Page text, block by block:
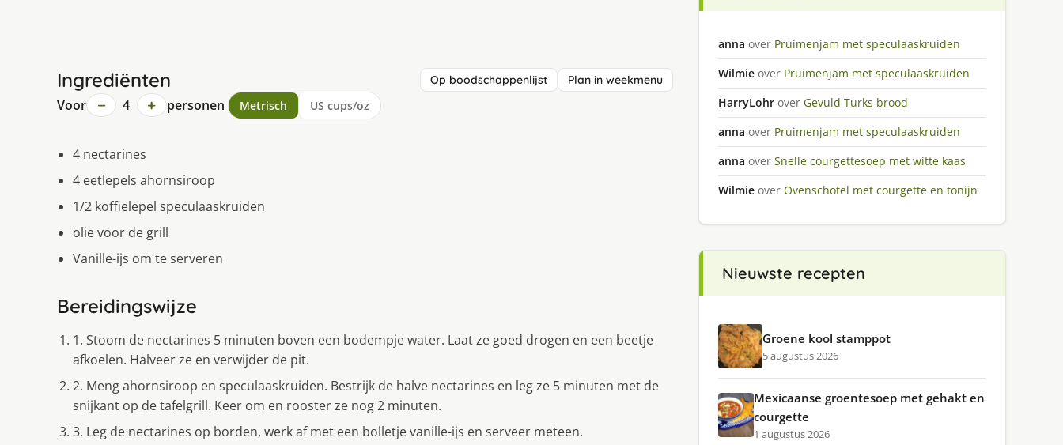
Ingrediënten Op boodschappenlijst Plan in weekmenu
Voor − 4 + personen Metrisch US cups/oz
4 nectarines
4 eetlepels ahornsiroop
1/2 koffielepel speculaaskruiden
olie voor de grill
Vanille-ijs om te serveren
Bereidingswijze
1. Stoom de nectarines 5 minuten boven een bodempje water. Laat ze goed drogen en een beetje
afkoelen. Halveer ze en verwijder de pit.
2. Meng ahornsiroop en speculaaskruiden. Bestrijk de halve nectarines en leg ze 5 minuten met de
snijkant op de tafelgrill. Keer om en rooster ze nog 2 minuten.
3. Leg de nectarines op borden, werk af met een bolletje vanille-ijs en serveer meteen.
anna over Pruimenjam met speculaaskruiden
Wilmie over Pruimenjam met speculaaskruiden
HarryLohr over Gevuld Turks brood
anna over Pruimenjam met speculaaskruiden
anna over Snelle courgettesoep met witte kaas
Wilmie over Ovenschotel met courgette en tonijn
Nieuwste recepten
Groene kool stamppot
5 augustus 2026
Mexicaanse groentesoep met gehakt en
courgette
1 augustus 2026